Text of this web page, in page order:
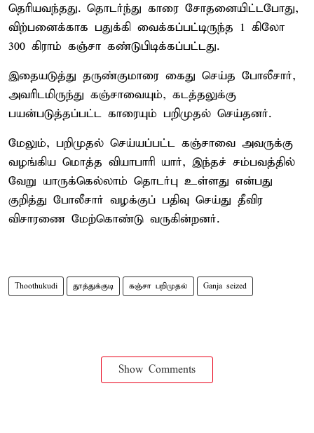
தெரியவந்தது. தொடர்ந்து காரை சோதனையிட்டபோது,
விற்பனைக்காக பதுக்கி வைக்கப்பட்டிருந்த 1 கிலோ
300 கிராம் கஞ்சா கண்டுபிடிக்கப்பட்டது.
இதையடுத்து தருண்குமாரை கைது செய்த போலீசார்,
அவரிடமிருந்து கஞ்சாவையும், கடத்தலுக்கு
பயன்படுத்தப்பட்ட காரையும் பறிமுதல் செய்தனர்.
மேலும், பறிமுதல் செய்யப்பட்ட கஞ்சாவை அவருக்கு
வழங்கிய மொத்த வியாபாரி யார், இந்தச் சம்பவத்தில்
வேறு யாருக்கெல்லாம் தொடர்பு உள்ளது என்பது
குறித்து போலீசார் வழக்குப் பதிவு செய்து தீவிர
விசாரணை மேற்கொண்டு வருகின்றனர்.
Thoothukudi தூத்துக்குடி கஞ்சா பறிமுதல் Ganja seized
Show Comments